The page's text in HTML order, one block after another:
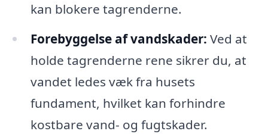
kan blokere tagrenderne.
Forebyggelse af vandskader: Ved at
holde tagrenderne rene sikrer du, at
vandet ledes væk fra husets
fundament, hvilket kan forhindre
kostbare vand- og fugtskader.